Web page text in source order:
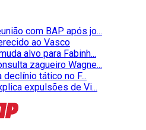
com BAP após jo...
ao Vasco
alvo para Fabinh...
zagueiro Wagne...
tático no F...
expulsões de Vi...